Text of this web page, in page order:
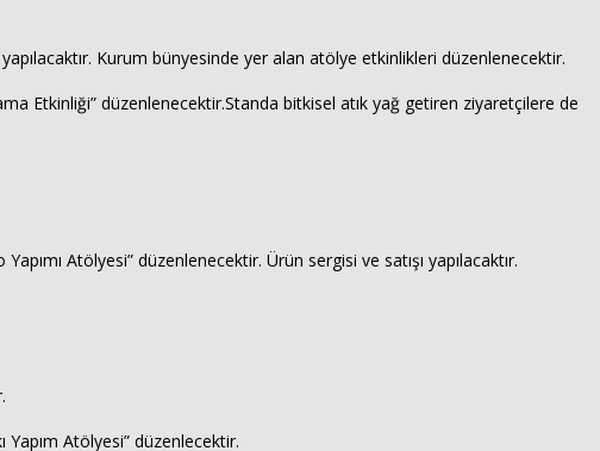
Kurum bünyesinde yer alan atölye etkinlikleri düzenlenecektir.
Etkinliği” düzenlenecektir.Standa bitkisel atık yağ getiren ziyaretçilere de
Atölyesi” düzenlenecektir. Ürün sergisi ve satışı yapılacaktır.
Yapım Atölyesi” düzenlecektir.